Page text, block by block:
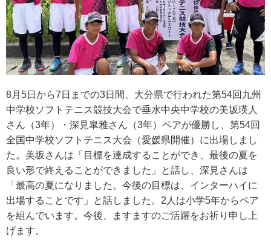
8月5日から7日までの3日間、大分県で行われた第54回九州
中学校ソフトテニス競技大会で垂水中央中学校の美坂瑛人
さん（3年）・深見皐雅さん（3年）ペアが優勝し、第54回
全国中学校ソフトテニス大会（愛媛県開催）に出場しまし
た。美坂さんは「目標を達成することができ、最後の夏を
良い形で終えることができました」と話し、深見さんは
「最高の夏になりました。今後の目標は、インターハイに
出場することです」と話しました。2人は小学5年からペア
を組んでいます。今後、ますますのご活躍をお祈り申し上
げます。